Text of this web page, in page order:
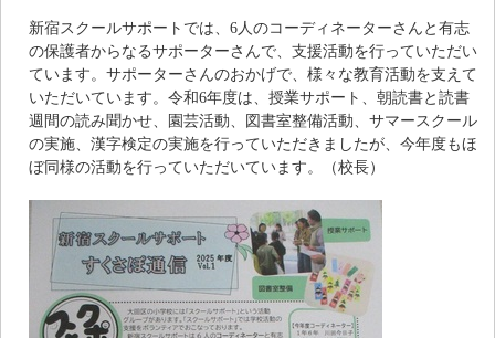
新宿スクールサポートでは、6人のコーディネーターさんと有志
の保護者からなるサポーターさんで、支援活動を行っていただい
ています。サポーターさんのおかげで、様々な教育活動を支えて
いただいています。令和6年度は、授業サポート、朝読書と読書
週間の読み聞かせ、園芸活動、図書室整備活動、サマースクール
の実施、漢字検定の実施を行っていただきましたが、今年度もほ
ぼ同様の活動を行っていただいています。（校長）